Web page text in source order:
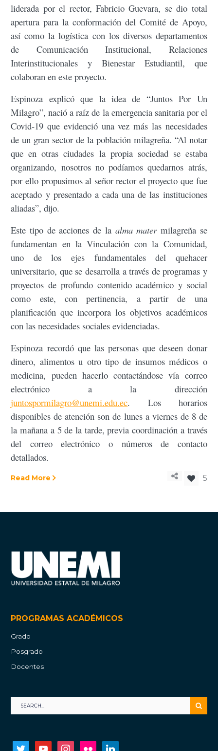
liderada por el rector, Fabricio Guevara, se dio total
apertura para la conformación del Comité de Apoyo,
así como la logística con los diversos departamentos
de Comunicación Institucional, Relaciones
Interinstitucionales y Bienestar Estudiantil, que
colaboran en este proyecto.
Espinoza explicó que la idea de “Juntos Por Un
Milagro”, nació a raíz de la emergencia sanitaria por el
Covid-19 que evidenció una vez más las necesidades
de un gran sector de la población milagreña. “Al notar
que en otras ciudades la propia sociedad se estaba
organizando, nosotros no podíamos quedarnos atrás,
por ello propusimos al señor rector el proyecto que fue
aceptado y presentado a cada una de las instituciones
aliadas”, dijo.
Este tipo de acciones de la alma matermilagreña se
fundamentan en la Vinculación con la Comunidad,
uno de los ejes fundamentales del quehacer
universitario, que se desarrolla a través de programas y
proyectos de profundo contenido académico y social
como este, con pertinencia, a partir de una
planificación que incorpora los objetivos académicos
con las necesidades sociales evidenciadas.
Espinoza recordó que las personas que deseen donar
dinero, alimentos u otro tipo de insumos médicos o
medicina, pueden hacerlo contactándose vía correo
electrónico a la dirección
juntospormilagro@unemi.edu.ec. Los horarios
disponibles de atención son de lunes a viernes de 8 de
la mañana a 5 de la tarde, previa coordinación a través
del correo electrónico o números de contacto
detallados.
Read More 5
PROGRAMAS ACADÉMICOS
Grado
Posgrado
Docentes
twitter youtube instagramflickr